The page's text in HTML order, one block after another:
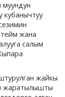
муундун
кубанычтуу
жана
салым
жайкы
жаратылышты